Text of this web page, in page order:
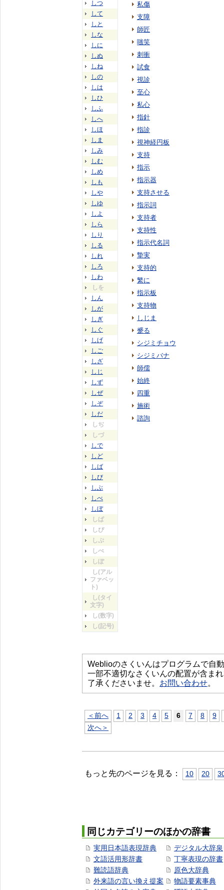
しつ
して
しと
しな
しに
しぬ
しね
しの
しは
しひ
しふ
しへ
しほ
しま
しみ
しむ
しめ
しも
しや
しゆ
しよ
しら
しり
しる
しれ
しろ
しわ
しを
しん
しが
しぎ
しぐ
しげ
しご
しざ
しじ
しず
しぜ
しぞ
しだ
しぢ
しづ
しで
しど
しば
しび
しぶ
しべ
しぼ
しぱ
しぴ
しぷ
しぺ
しぽ
し(アル
ファベッ
ト)
し(タイ
文字)
し(数字)
し(記号)
私傷
支障
師匠
嗤笑
刺衝
試食
視診
至心
私心
指針
指診
視神経円板
支持
指示
指示器
支持させる
指示詞
支持者
支持性
指示代名詞
摯実
支持的
繁に
指示板
支持物
しじま
蹙る
シジミチョウ
シジミバナ
師儒
始終
四重
施術
諮詢
Weblioのさくいんはプログラムで自
一部不適切なさくいんの配置が含ま
了承くださいませ。 お問い合わせ。
＜前へ 1 2 3 4 5 6 7 8
9
次へ＞
もっと先のページを見る： 10 20
同じカテゴリーのほかの辞書
実用日本語表現辞典
文語活用形辞書
難読語辞典
外来語の言い換え提案
デジタル大辞泉
丁寧表現の辞書
原色大辞典
物語要素事典